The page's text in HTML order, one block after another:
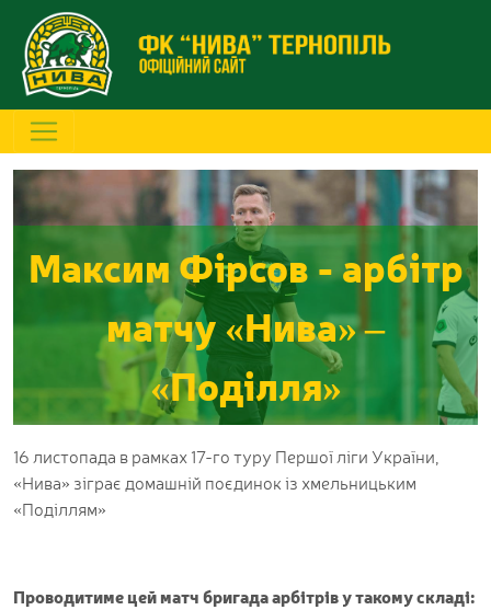
Максим Фірсов - арбітр
матчу «Нива» –
«Поділля»
16 листопада в рамках 17-го туру Першої ліги України,
«Нива» зіграє домашній поєдинок із хмельницьким
«Поділлям»
Проводитиме цей матч бригада арбітрів у такому складі: